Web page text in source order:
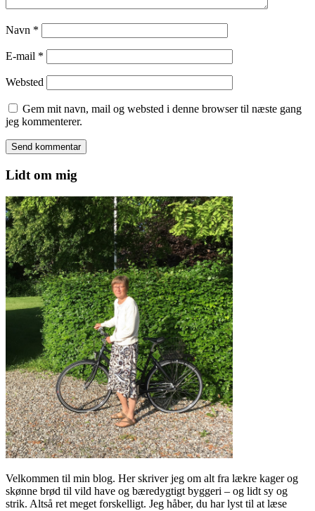
Navn *
E-mail *
Websted
Gem mit navn, mail og websted i denne browser til næste gang
jeg kommenterer.
Lidt om mig
Velkommen til min blog. Her skriver jeg om alt fra lækre kager og
skønne brød til vild have og bæredygtigt byggeri – og lidt sy og
strik. Altså ret meget forskelligt. Jeg håber, du har lyst til at læse